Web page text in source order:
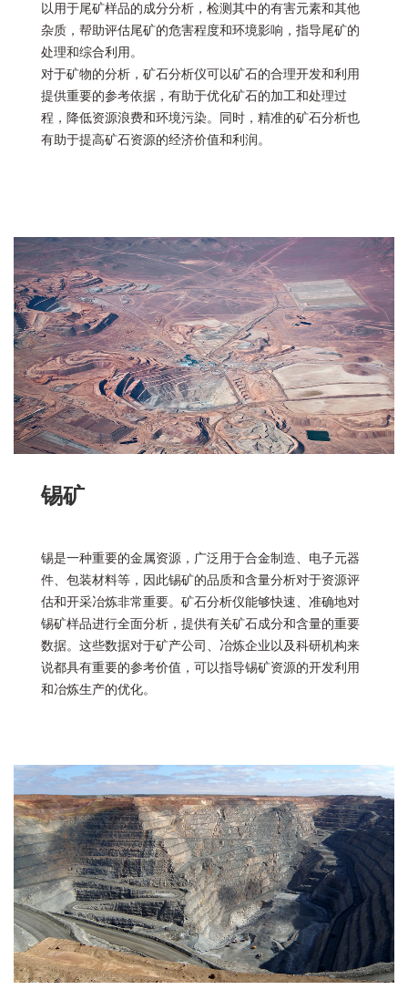
以用于尾矿样品的成分分析，检测其中的有害元素和其他
杂质，帮助评估尾矿的危害程度和环境影响，指导尾矿的
处理和综合利用。
对于矿物的分析，矿石分析仪可以矿石的合理开发和利用
提供重要的参考依据，有助于优化矿石的加工和处理过
程，降低资源浪费和环境污染。同时，精准的矿石分析也
有助于提高矿石资源的经济价值和利润。
锡矿
锡是一种重要的金属资源，广泛用于合金制造、电子元器
件、包装材料等，因此锡矿的品质和含量分析对于资源评
估和开采冶炼非常重要。矿石分析仪能够快速、准确地对
锡矿样品进行全面分析，提供有关矿石成分和含量的重要
数据。这些数据对于矿产公司、冶炼企业以及科研机构来
说都具有重要的参考价值，可以指导锡矿资源的开发利用
和冶炼生产的优化。